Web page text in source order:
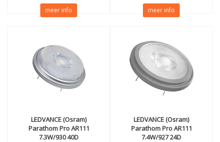
meer info meer info
LEDVANCE (Osram)
Parathom Pro AR111
7.3W/930 40D
LEDVANCE (Osram)
Parathom Pro AR111
7.4W/927 24D